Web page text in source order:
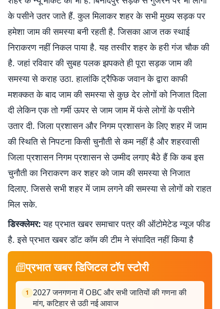
के पसीने उतर जाते हैं. कुल मिलाकर शहर के सभी मुख्य सड़क पर
हमेशा जाम की समस्या बनी रहती है. जिसका आज तक स्थाई
निराकरण नहीं निकल पाया है. यह तस्वीर शहर के हरी गंज चौक की
है. जहां रविवार की सुबह पलक झपकते ही पूरा सड़क जाम की
समस्या से कराह उठा. हालांकि ट्रैफिक जवान के द्वारा काफी
मशक्कत के बाद जाम की समस्या से कुछ देर लोगों को निजात दिला
दी लेकिन एक तो गर्मी ऊपर से जाम जाम में फंसे लोगों के पसीने
उतार दी. जिला प्रशासन और निगम प्रशासन के लिए शहर में जाम
की स्थिति से निपटना किसी चुनौती से कम नहीं है और शहरवासी
जिला प्रशासन निगम प्रशासन से उम्मीद लगाए बैठे हैं कि कब इस
चुनौती का निराकरण कर शहर को जाम की समस्या से निजात
दिलाए. जिससे सभी शहर में जाम लगने की समस्या से लोगों को राहत
मिल सके.
डिस्क्लेमर: यह प्रभात खबर समाचार पत्र की ऑटोमेटेड न्यूज फीड
है. इसे प्रभात खबर डॉट कॉम की टीम ने संपादित नहीं किया है
प्रभात खबर डिजिटल टॉप स्टोरी
1 2027 जनगणना में OBC और सभी जातियों की गणना की
मांग, कटिहार से उठी नई आवाज